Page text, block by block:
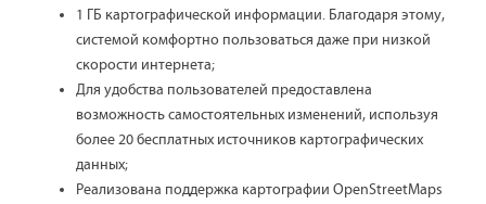
1 ГБ картографической информации. Благодаря этому,
системой комфортно пользоваться даже при низкой
скорости интернета;
Для удобства пользователей предоставлена
возможность самостоятельных изменений, используя
более 20 бесплатных источников картографических
данных;
Реализована поддержка картографии OpenStreetMaps